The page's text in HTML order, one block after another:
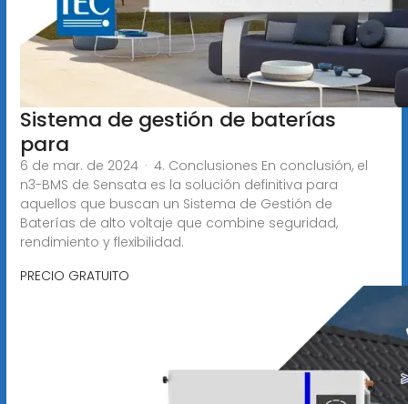
Sistema de gestión de baterías
para
6 de mar. de 2024 · 4. Conclusiones En conclusión, el
n3-BMS de Sensata es la solución definitiva para
aquellos que buscan un Sistema de Gestión de
Baterías de alto voltaje que combine seguridad,
rendimiento y flexibilidad.
PRECIO GRATUITO